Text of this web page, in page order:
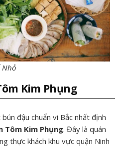
Nhỏ
Kim Phụng
đậu chuẩn vi Bắc nhất định
Tôm Kim Phụng. Đây là quán
thực khách khu vực quận Ninh